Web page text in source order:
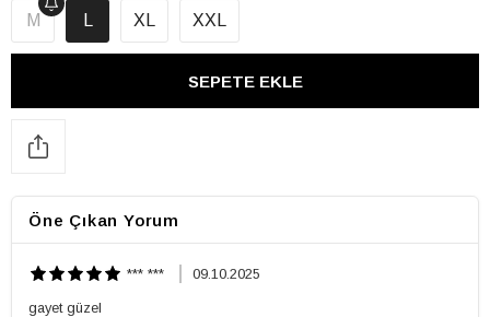
M XL XXL
Öne Çıkan Yorum
*** *** 09.10.2025
gayet güzel